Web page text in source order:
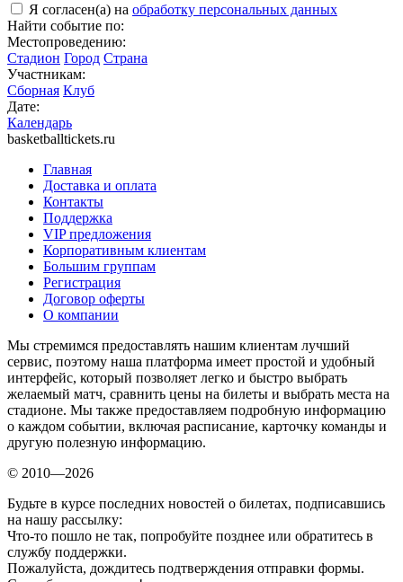
Я согласен(а) на обработку персональных данных
Найти событие по:
Местопроведению:
Стадион Город Страна
Участникам:
Сборная Клуб
Дате:
Календарь
basketballtickets.ru
Главная
Доставка и оплата
Контакты
Поддержка
VIP предложения
Корпоративным клиентам
Большим группам
Регистрация
Договор оферты
О компании
Мы стремимся предоставлять нашим клиентам лучший
сервис, поэтому наша платформа имеет простой и удобный
интерфейс, который позволяет легко и быстро выбрать
желаемый матч, сравнить цены на билеты и выбрать места на
стадионе. Мы также предоставляем подробную информацию
о каждом событии, включая расписание, карточку команды и
другую полезную информацию.
© 2010—2026
Будьте в курсе последних новостей о билетах, подписавшись
на нашу рассылку:
Что-то пошло не так, попробуйте позднее или обратитесь в
службу поддержки.
Пожалуйста, дождитесь подтверждения отправки формы.